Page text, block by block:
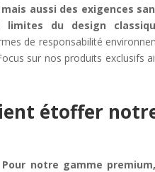
aussi des exigences
limites du design
de responsabilité
sur nos produits exclusifs
étoffer
Pour notre gamme